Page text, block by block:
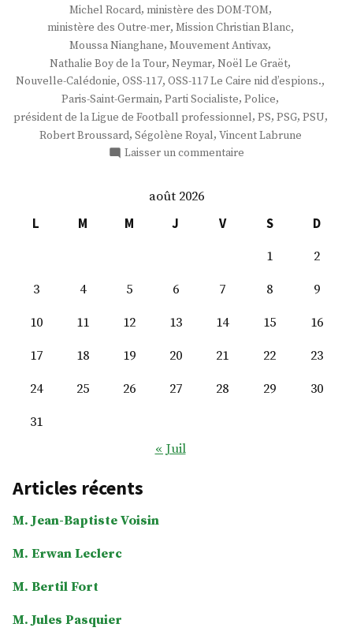
Michel Rocard, ministère des DOM-TOM,
ministère des Outre-mer, Mission Christian Blanc,
Moussa Nianghane, Mouvement Antivax,
Nathalie Boy de la Tour, Neymar, Noël Le Graët,
Nouvelle-Calédonie, OSS-117, OSS-117 Le Caire nid d’espions.,
Paris-Saint-Germain, Parti Socialiste, Police,
président de la Ligue de Football professionnel, PS, PSG, PSU,
Robert Broussard, Ségolène Royal, Vincent Labrune
Laisser un commentaire
août 2026
L
M M J V S
D
1
2
3
4 5 6 7 8
9
10
11 12 13 14 15
16
17
18 19 20 21 22
23
24
25 26 27 28 29
30
31
« Juil
Articles récents
M. Jean-Baptiste Voisin
M. Erwan Leclerc
M. Bertil Fort
M. Jules Pasquier